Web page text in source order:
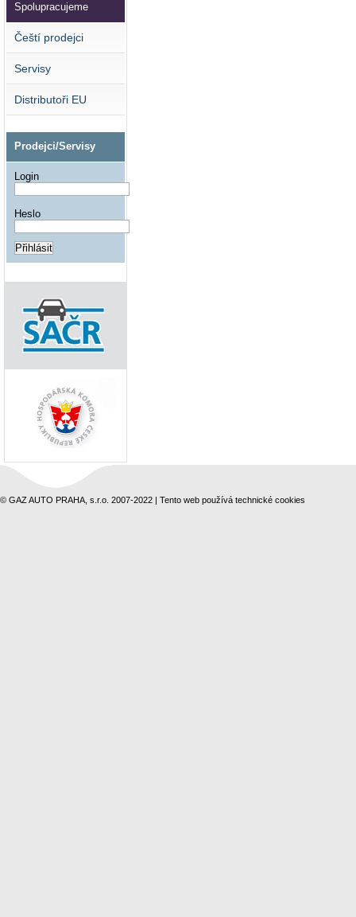
Spolupracujeme
Čeští prodejci
Servisy
Distributoři EU
Prodejci/Servisy
Login
Heslo
© GAZ AUTO PRAHA, s.r.o. 2007-2022 | Tento web používá technické cookies